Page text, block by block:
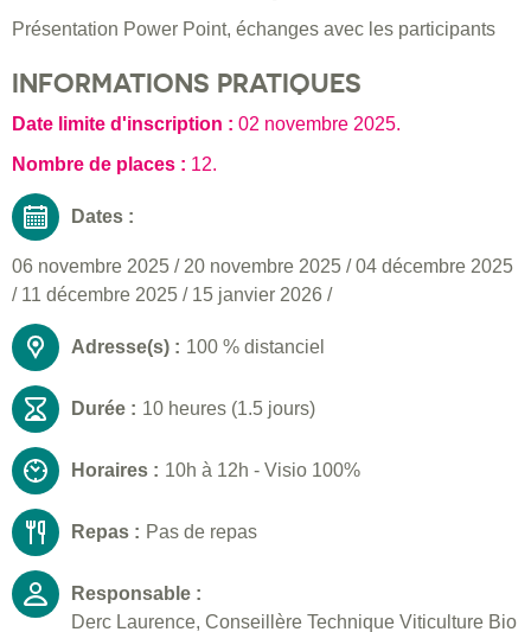
Présentation Power Point, échanges avec les participants
INFORMATIONS PRATIQUES
Date limite d'inscription : 02 novembre 2025.
Nombre de places : 12.
Dates :
06 novembre 2025 / 20 novembre 2025 /04 décembre 2025
/ 11 décembre 2025 / 15 janvier 2026 /
Adresse(s) : 100 % distanciel
Durée : 10 heures (1.5 jours)
Horaires : 10h à 12h - Visio 100%
Repas : Pas de repas
Responsable :
Derc Laurence, Conseillère Technique Viticulture Bio